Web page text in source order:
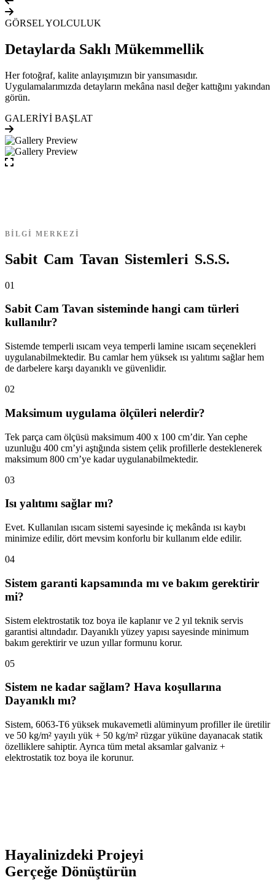
GÖRSEL YOLCULUK
Detaylarda Saklı Mükemmellik
Her fotoğraf, kalite anlayışımızın bir yansımasıdır.
Uygulamalarımızda detayların mekâna nasıl değer kattığını yakından
görün.
GALERİYİ BAŞLAT
BİLGİ MERKEZİ
Sabit Cam Tavan Sistemleri S.S.S.
01
Sabit Cam Tavan sisteminde hangi cam türleri
kullanılır?
Sistemde temperli ısıcam veya temperli lamine ısıcam seçenekleri
uygulanabilmektedir. Bu camlar hem yüksek ısı yalıtımı sağlar hem
de darbelere karşı dayanıklı ve güvenlidir.
02
Maksimum uygulama ölçüleri nelerdir?
Tek parça cam ölçüsü maksimum 400 x 100 cm’dir. Yan cephe
uzunluğu 400 cm’yi aştığında sistem çelik profillerle desteklenerek
maksimum 800 cm’ye kadar uygulanabilmektedir.
03
Isı yalıtımı sağlar mı?
Evet. Kullanılan ısıcam sistemi sayesinde iç mekânda ısı kaybı
minimize edilir, dört mevsim konforlu bir kullanım elde edilir.
04
Sistem garanti kapsamında mı ve bakım gerektirir
mi?
Sistem elektrostatik toz boya ile kaplanır ve 2 yıl teknik servis
garantisi altındadır. Dayanıklı yüzey yapısı sayesinde minimum
bakım gerektirir ve uzun yıllar formunu korur.
05
Sistem ne kadar sağlam? Hava koşullarına
Dayanıklı mı?
Sistem, 6063-T6 yüksek mukavemetli alüminyum profiller ile üretilir
ve 50 kg/m² yayılı yük + 50 kg/m² rüzgar yüküne dayanacak statik
özelliklere sahiptir. Ayrıca tüm metal aksamlar galvaniz +
elektrostatik toz boya ile korunur.
Hayalinizdeki Projeyi
Gerçeğe Dönüştürün